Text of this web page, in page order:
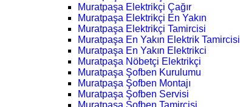
Muratpaşa Elektrikçi Çağır
Muratpaşa Elektrikçi En Yakın
Muratpaşa Elektrikçi Tamircisi
Muratpaşa En Yakın Elektrik Tamircisi
Muratpaşa En Yakın Elektrikci
Muratpaşa Nöbetçi Elektrikçi
Muratpaşa Şofben Kurulumu
Muratpaşa Şofben Montajı
Muratpaşa Şofben Servisi